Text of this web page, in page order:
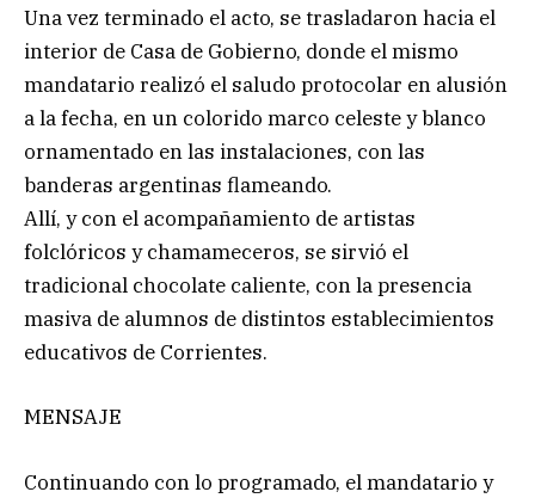
Una vez terminado el acto, se trasladaron hacia el
interior de Casa de Gobierno, donde el mismo
mandatario realizó el saludo protocolar en alusión
a la fecha, en un colorido marco celeste y blanco
ornamentado en las instalaciones, con las
banderas argentinas flameando.
Allí, y con el acompañamiento de artistas
folclóricos y chamameceros, se sirvió el
tradicional chocolate caliente, con la presencia
masiva de alumnos de distintos establecimientos
educativos de Corrientes.
MENSAJE
Continuando con lo programado, el mandatario y